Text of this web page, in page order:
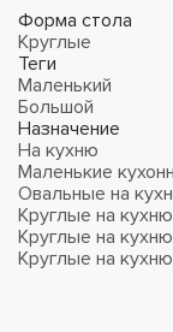
Форма стола
Круглые
Теги
Маленький
Большой
Назначение
На кухню
Маленькие
Овальные на
Круглые на кухню
Круглые на кухню
Круглые на кухню